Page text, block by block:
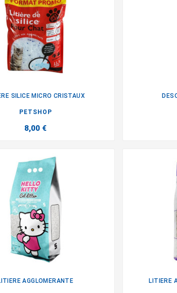
SILICE MICRO CRISTAUX
PETSHOP
8,00 €
AGGLOMERANTE LITIERE